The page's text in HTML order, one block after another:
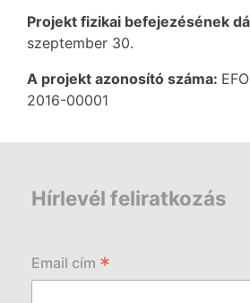
Projekt fizikai befejezésének
szeptember 30.
A projekt azonosító száma:
2016-00001
Hírlevél feliratkozás
Email cím *